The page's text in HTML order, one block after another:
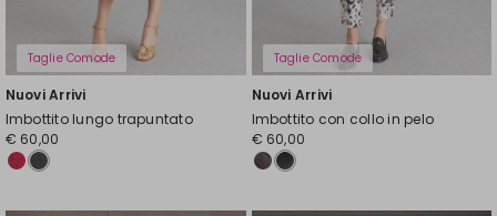
Taglie Comode
Nuovi Arrivi
Imbottito lungo trapuntato
€ 60,00
Taglie Comode
Nuovi Arrivi
Imbottito con collo in pelo
€ 60,00